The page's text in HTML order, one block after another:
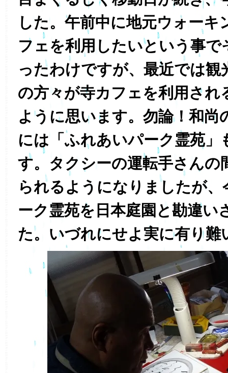
した。午前中に地元ウォーキ
フェを利用したいという事で
ったわけですが、最近では観
の方々が寺カフェを利用され
ように思います。勿論！和尚
には「ふれあいパーク霊苑」
す。タクシーの運転手さんの
られるようになりましたが
ーク霊苑を日本庭園と勘違い
た。いづれにせよ実に有り難